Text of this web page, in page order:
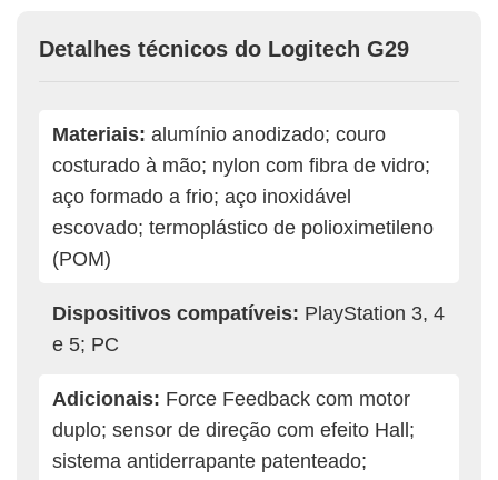
Detalhes técnicos do Logitech G29
Materiais: alumínio anodizado; couro
costurado à mão; nylon com fibra de vidro;
aço formado a frio; aço inoxidável
escovado; termoplástico de polioximetileno
(POM)
Dispositivos compatíveis: PlayStation 3, 4
e 5; PC
Adicionais: Force Feedback com motor
duplo; sensor de direção com efeito Hall;
sistema antiderrapante patenteado;